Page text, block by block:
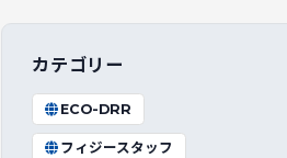
カテゴリー
ECO-DRR
フィジースタッフ